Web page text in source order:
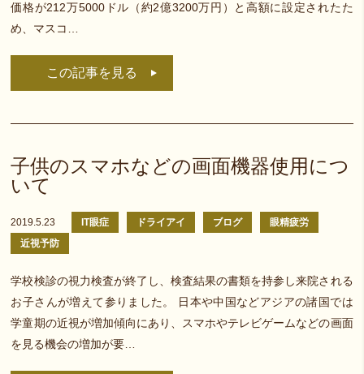
価格が212万5000ドル（約2億3200万円）と高額に設定されたた
め、マスコ…
この記事を見る
子供のスマホなどの画面機器使用につ
いて
2019.5.23 IT眼症 ドライアイ ブログ
眼精疲労
近視予防
学校検診の視力検査が終了し、検査結果の書類を持参し来院される
お子さんが増えて参りました。 日本や中国などアジアの諸国では
学童期の近視が増加傾向にあり、スマホやテレビゲームなどの画面
を見る機会の増加が要…